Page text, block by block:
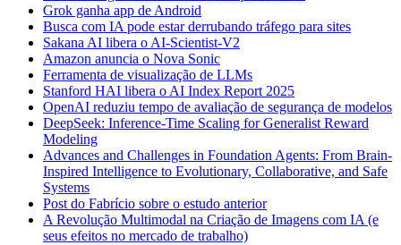
Grok ganha app de Android
Busca com IA pode estar derrubando tráfego para sites
Sakana AI libera o AI-Scientist-V2
Amazon anuncia o Nova Sonic
Ferramenta de visualização de LLMs
Stanford HAI libera o AI Index Report 2025
OpenAI reduziu tempo de avaliação de segurança de modelos
DeepSeek: Inference-Time Scaling for Generalist Reward
Modeling
Advances and Challenges in Foundation Agents: From Brain-
Inspired Intelligence to Evolutionary, Collaborative, and Safe
Systems
Post do Fabrício sobre o estudo anterior
A Revolução Multimodal na Criação de Imagens com IA (e
seus efeitos no mercado de trabalho)